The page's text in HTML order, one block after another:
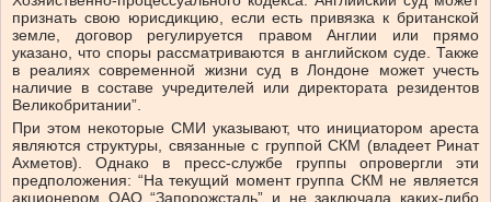
признать свою юрисдикцию, если есть привязка к британской
земле, договор регулируется правом Англии или прямо
указано, что споры рассматриваются в английском суде. Также
в реалиях современной жизни суд в Лондоне может учесть
наличие в составе учредителей или директората резидентов
Великобритании”.
При этом некоторые СМИ указывают, что инициатором ареста
являются структуры, связанные с группой СКМ (владеет Ринат
Ахметов). Однако в пресс-службе группы опровергли эти
предположения: “На текущий момент группа СКМ не является
акционером ОАО “Запорожсталь” и не заключала каких-либо